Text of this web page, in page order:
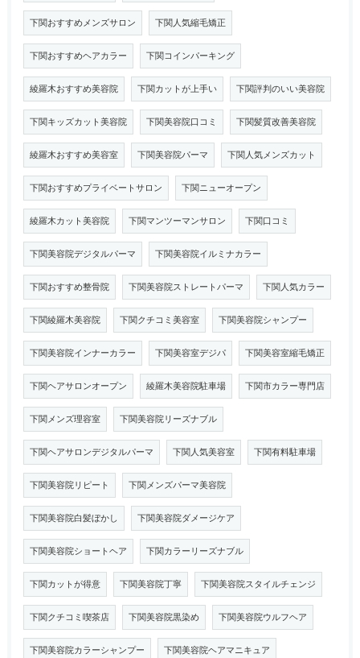
下関おすすめメンズサロン 下関人気縮毛矯正
下関おすすめヘアカラー 下関コインパーキング
綾羅木おすすめ美容院 下関カットが上手い 下関評判のいい美容院
下関キッズカット美容院 下関美容院口コミ 下関髪質改善美容院
綾羅木おすすめ美容室 下関美容院パーマ 下関人気メンズカット
下関おすすめプライベートサロン 下関ニューオープン
綾羅木カット美容院 下関マンツーマンサロン 下関口コミ
下関美容院デジタルパーマ 下関美容院イルミナカラー
下関おすすめ整骨院 下関美容院ストレートパーマ 下関人気カラー
下関綾羅木美容院 下関クチコミ美容室 下関美容院シャンプー
下関美容院インナーカラー 下関美容室デジパ 下関美容室縮毛矯正
下関ヘアサロンオープン 綾羅木美容院駐車場 下関市カラー専門店
下関メンズ理容室 下関美容院リーズナブル
下関ヘアサロンデジタルパーマ 下関人気美容室 下関有料駐車場
下関美容院リピート 下関メンズパーマ美容院
下関美容院白髪ぼかし 下関美容院ダメージケア
下関美容院ショートヘア 下関カラーリーズナブル
下関カットが得意 下関美容院丁寧 下関美容院スタイルチェンジ
下関クチコミ喫茶店 下関美容院黒染め 下関美容院ウルフヘア
下関美容院カラーシャンプー 下関美容院ヘアマニキュア